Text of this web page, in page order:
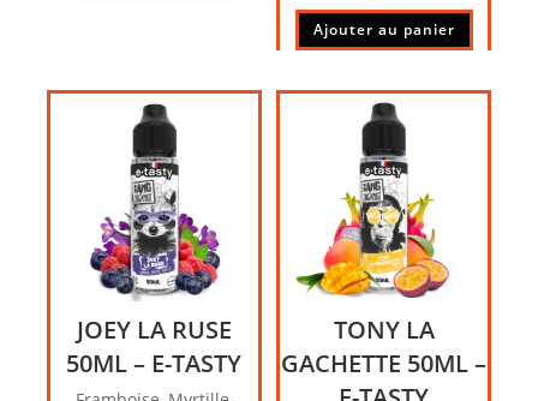
Ajouter au panier
JOEY LA RUSE
50ML – E-TASTY
TONY LA
GACHETTE 50ML –